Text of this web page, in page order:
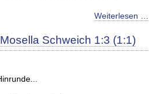
Weiterlesen …
Schweich 1:3 (1:1)